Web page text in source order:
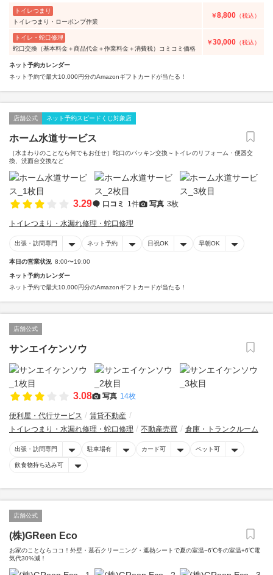
トイレつまり
トイレつまり・ローポンプ作業
￥8,800 （税込）
トイレ・蛇口修理
蛇口交換（基本料金＋商品代金＋作業料金＋消費税）コミコミ価格
￥30,000 （税込）
ネット予約カレンダー
ネット予約で最大10,000円分のAmazonギフトカードが当たる！
店舗公式 ネット予約スピードくじ対象店
ホーム水道サービス
［水まわりのことなら何でもお任せ］蛇口のパッキン交換～トイレのリフォーム・便器交
換、洗面台交換など
3.29 口コミ 1件 写真 3枚
トイレつまり・水漏れ修理・蛇口修理
出張・訪問専門 ネット予約 日祝OK 早朝OK
本日の営業状況 8:00〜19:00
ネット予約カレンダー
ネット予約で最大10,000円分のAmazonギフトカードが当たる！
店舗公式
サンエイケンソウ
3.08 写真 14枚
便利屋・代行サービス
賃貸不動産
トイレつまり・水漏れ修理・蛇口修理
不動産売買 倉庫・トランクルーム
出張・訪問専門 駐車場有 カード可 ペット可
飲食物持ち込み可
店舗公式
(株)GReen Eco
お家のことならココ！外壁・墓石クリーニング・遮熱シートで夏の室温−6℃冬の室温+6℃電
気代30%減！